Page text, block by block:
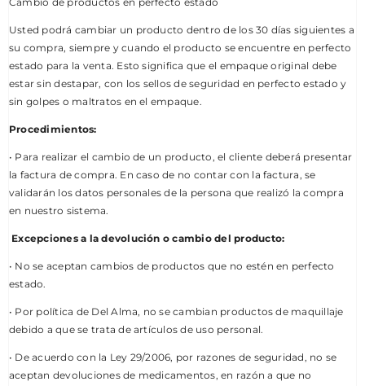
Usted podrá cambiar un producto dentro de los 30 días siguientes a
su compra, siempre y cuando el producto se encuentre en perfecto
estado para la venta. Esto significa que el empaque original debe
estar sin destapar, con los sellos de seguridad en perfecto estado y
sin golpes o maltratos en el empaque.
Procedimientos:
• Para realizar el cambio de un producto, el cliente deberá presentar
la factura de compra. En caso de no contar con la factura, se
validarán los datos personales de la persona que realizó la compra
en nuestro sistema.
Excepciones a la devolución o cambio del producto:
• No se aceptan cambios de productos que no estén en perfecto
estado.
• Por política de Del Alma, no se cambian productos de maquillaje
debido a que se trata de artículos de uso personal.
• De acuerdo con la Ley 29/2006, por razones de seguridad, no se
aceptan devoluciones de medicamentos, en razón a que no